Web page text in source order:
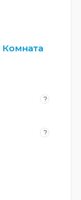
Комната
?
?